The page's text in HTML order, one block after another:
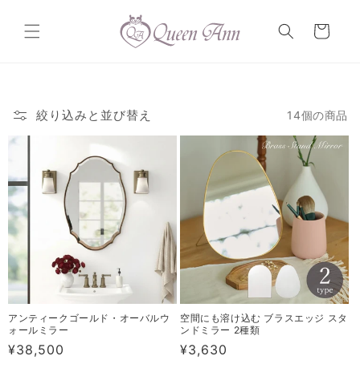
進む
ー
絞り込みと並び替え 14個の商品
アンティークゴールド・オーバルウ
ォールミラー
通
¥38,500
空間にも溶け込む ブラスエッジ スタ
ンドミラー 2種類
通
¥3,630